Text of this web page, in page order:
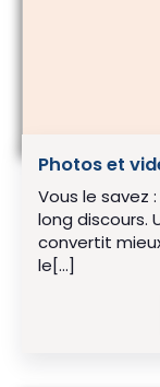
Photos et
Vous le savez
long discours.
convertit
le[…]